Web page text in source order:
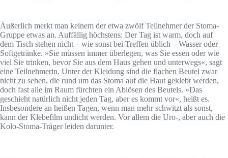
Äußerlich merkt man keinem der etwa zwölf Teilnehmer der Stoma-
Gruppe etwas an. Auffällig höchstens: Der Tag ist warm, doch auf
dem Tisch stehen nicht – wie sonst bei Treffen üblich – Wasser oder
Softgetränke. »Sie müssen immer überlegen, was Sie essen oder wie
viel Sie trinken, bevor Sie aus dem Haus gehen und unterwegs«, sagt
eine Teilnehmerin. Unter der Kleidung sind die flachen Beutel zwar
nicht zu sehen, die rund um das Stoma auf die Haut geklebt werden,
doch fast alle im Raum fürchten ein Ablösen des Beutels. »Das
geschieht natürlich nicht jeden Tag, aber es kommt vor«, heißt es.
Insbesondere an heißen Tagen, wenn man mehr schwitzt als sonst,
kann der Klebefilm undicht werden. Vor allem die Uro-, aber auch die
Kolo-Stoma-Träger leiden darunter.